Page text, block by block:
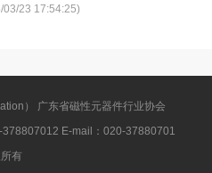
03/23 17:54:25)
） 广东省磁性元器件行业协会
E-mail：020-37880701
有